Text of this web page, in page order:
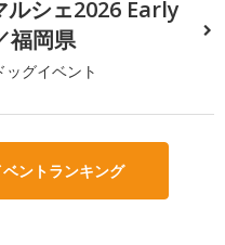
ルシェ2026 Early
福岡県
グイベント
ントランキング